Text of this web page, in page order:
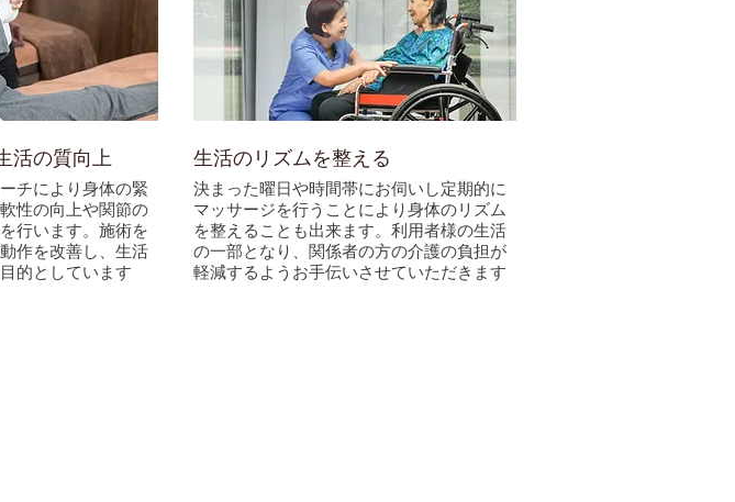
活の質向上
チにより身体の緊
性の向上や関節の
行います。施術を
作を改善し、生活
的としています
生活のリズムを整える
決まった曜日や時間帯にお伺いし定期的に
マッサージを行うことにより身体のリズム
を整えることも出来ます。利用者様の生活
の一部となり、関係者の方の介護の負担が
軽減するようお手伝いさせていただきます